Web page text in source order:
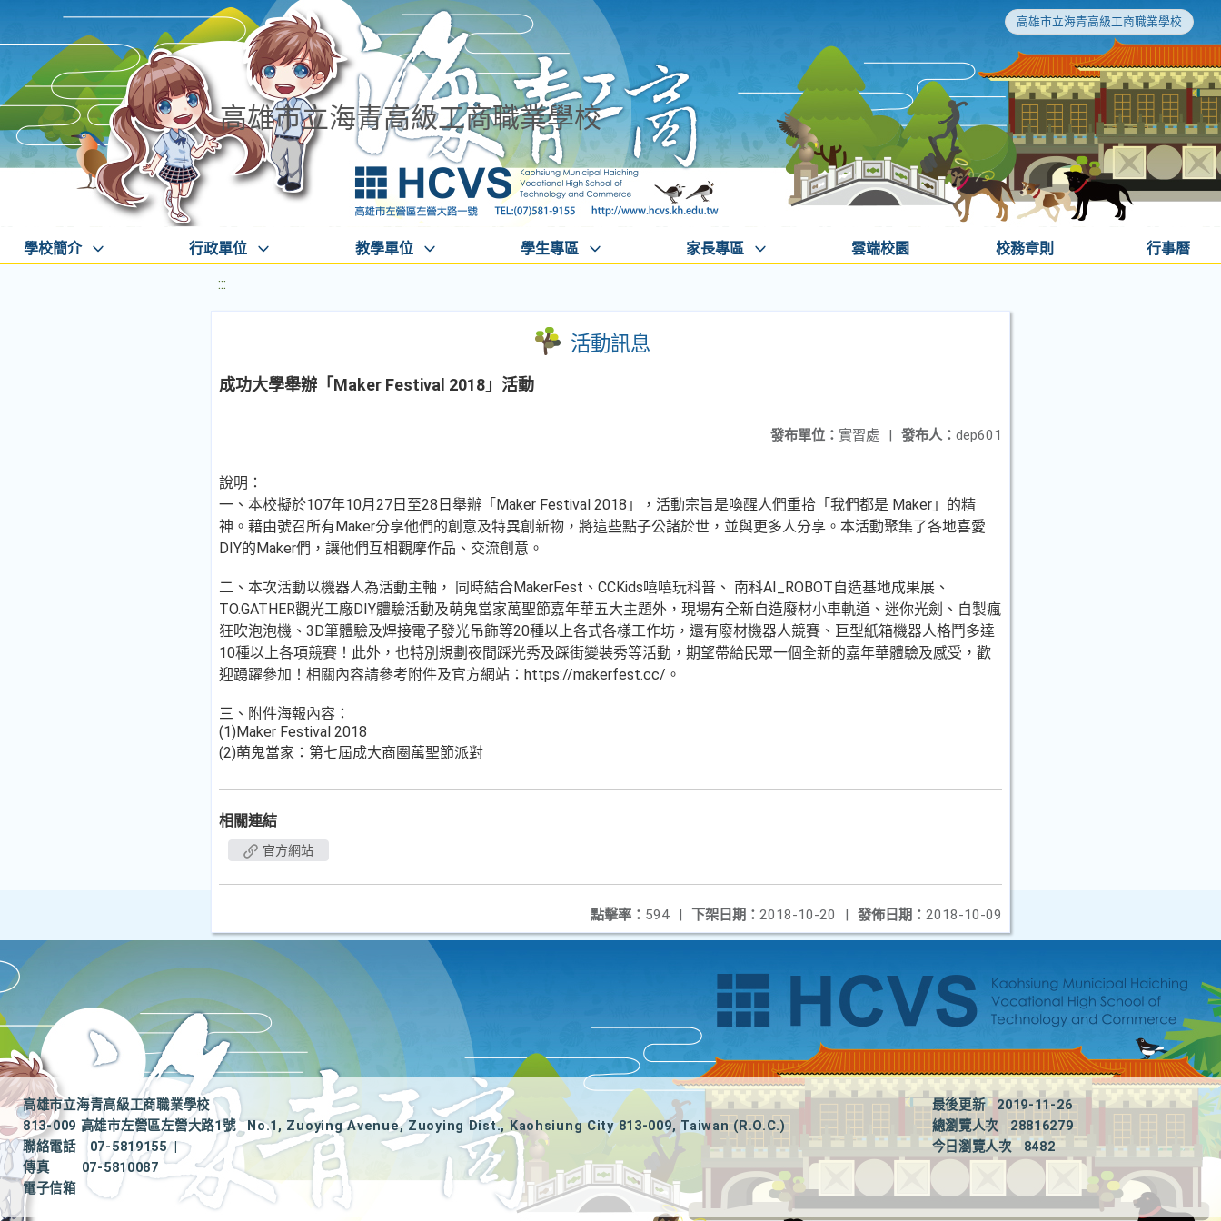
高雄市立海青高級工商職業學校
高雄市立海青高級工商職業學校
學校簡介 行政單位 教學單位 學生專區 家長專區 雲端校園 校務章則 行事曆
:::
活動訊息
成功大學舉辦「Maker Festival 2018」活動
發布人： dep601
發布單位： 實習處 |
說明：
一、本校擬於107年10月27日至28日舉辦「Maker Festival 2018」，活動宗旨是喚醒人們重拾「我們都是 Maker」的精
神。藉由號召所有Maker分享他們的創意及特異創新物，將這些點子公諸於世，並與更多人分享。本活動聚集了各地喜愛
DIY的Maker們，讓他們互相觀摩作品、交流創意。
二、本次活動以機器人為活動主軸， 同時結合MakerFest、CCKids嘻嘻玩科普、 南科AI_ROBOT自造基地成果展、
TO.GATHER觀光工廠DIY體驗活動及萌鬼當家萬聖節嘉年華五大主題外，現場有全新自造廢材小車軌道、迷你光劍、自製瘋
狂吹泡泡機、3D筆體驗及焊接電子發光吊飾等20種以上各式各樣工作坊，還有廢材機器人競賽、巨型紙箱機器人格鬥多達
10種以上各項競賽！此外，也特別規劃夜間踩光秀及踩街變裝秀等活動，期望帶給民眾一個全新的嘉年華體驗及感受，歡
迎踴躍參加！相關內容請參考附件及官方網站：https://makerfest.cc/。
三、附件海報內容：
(1)Maker Festival 2018
(2)萌鬼當家：第七屆成大商圈萬聖節派對
相關連結
官方網站
發佈日期： 2018-10-09
下架日期： 2018-10-20 |
點擊率： 594 |
高雄市立海青高級工商職業學校
813-009 高雄市左營區左營大路1號
No.1, Zuoying Avenue, Zuoying Dist., Kaohsiung City 813-009, Taiwan (R.O.C.)
聯絡電話
07-5819155
|
傳真
07-5810087
電子信箱
最後更新
2019-11-26
總瀏覽人次
28816279
今日瀏覽人次
8482